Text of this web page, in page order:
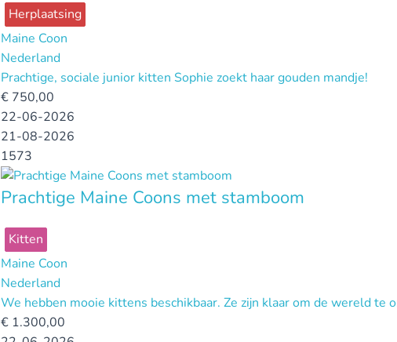
Herplaatsing
Maine Coon
Nederland
Prachtige, sociale junior kitten Sophie zoekt haar gouden mandje!
€ 750,00
22-06-2026
21-08-2026
1573
Prachtige Maine Coons met stamboom
Kitten
Maine Coon
Nederland
We hebben mooie kittens beschikbaar. Ze zijn klaar om de wereld te
€ 1.300,00